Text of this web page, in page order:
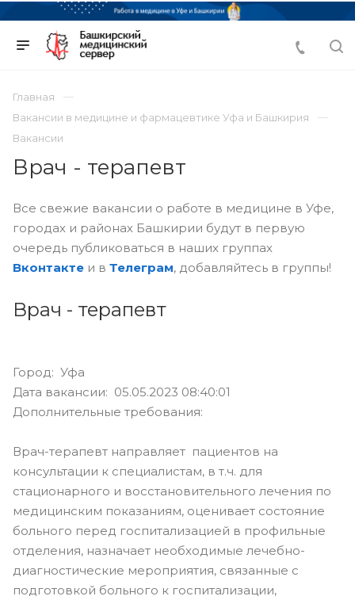
Главная
Вакансии в медицине и фармацевтике Уфа и Башкирия
Вакансии
Врач - терапевт
Все свежие вакансии о работе в медицине в Уфе,
городах и районах Башкирии будут в первую
очередь публиковаться в наших группах
Вконтакте и в Телеграм, добавляйтесь в группы!
Врач - терапевт
Город: Уфа
Дата вакансии: 05.05.2023 08:40:01
Дополнительные требования:
Врач-терапевт направляет пациентов на
консультации к специалистам, в т.ч. для
стационарного и восстановительного лечения по
медицинским показаниям, оценивает состояние
больного перед госпитализацией в профильные
отделения, назначает необходимые лечебно-
диагностические мероприятия, связанные с
подготовкой больного к госпитализации,